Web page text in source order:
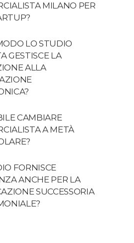
MILANO PER
LO STUDIO
GESTISCE LA
ALLA
CAMBIARE
A METÀ
FORNISCE
ANCHE PER LA
SUCCESSORIA